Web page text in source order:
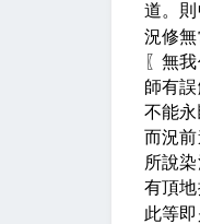
道。則
況修
〖無
師有
不能
而況
所說
有頂
此等即